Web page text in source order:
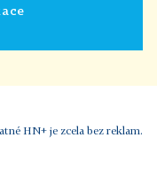
HN+ je zcela bez reklam.